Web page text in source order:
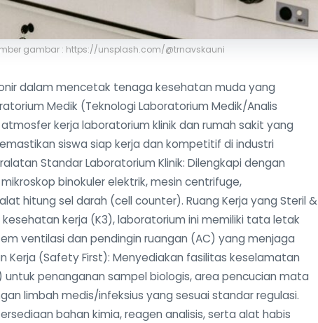
gambar : https://unsplash.com/@trnavskauni
dalam mencetak tenaga kesehatan muda yang
Medik (Teknologi Laboratorium Medik/Analis
kerja laboratorium klinik dan rumah sakit yang
siswa siap kerja dan kompetitif di industri
Standar Laboratorium Klinik: Dilengkapi dengan
binokuler elektrik, mesin centrifuge,
hitung sel darah (cell counter). Ruang Kerja yang Steril &
kerja (K3), laboratorium ini memiliki tata letak
ventilasi dan pendingin ruangan (AC) yang menjaga
(Safety First): Menyediakan fasilitas keselamatan
penanganan sampel biologis, area pencucian mata
limbah medis/infeksius yang sesuai standar regulasi.
bahan kimia, reagen analisis, serta alat habis